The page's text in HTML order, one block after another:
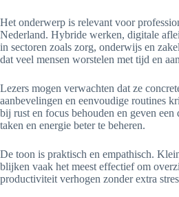
Het onderwerp is relevant voor
Nederland. Hybride werken, digitale
in sectoren zoals zorg, onderwijs en
dat veel mensen worstelen met tijd en
Lezers mogen verwachten dat ze
aanbevelingen en eenvoudige routines
bij rust en focus behouden en geven
taken en energie beter te beheren.
De toon is praktisch en empathisch.
blijken vaak het meest effectief om
productiviteit verhogen zonder extra